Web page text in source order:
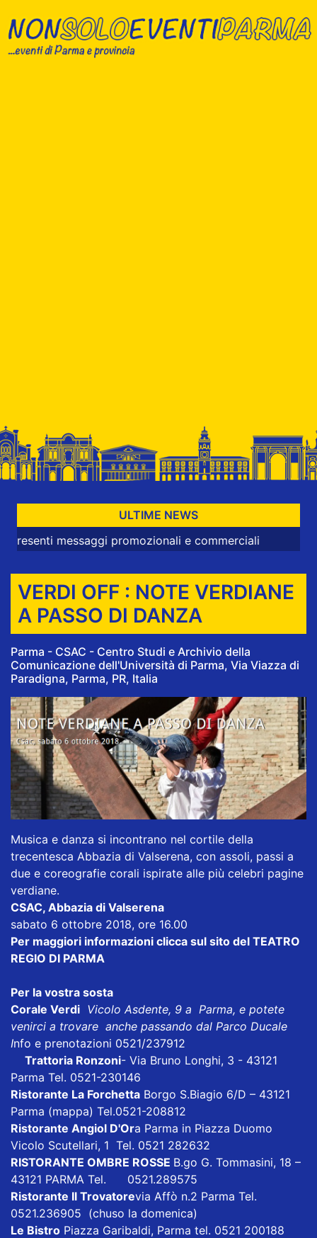
ULTIME NEWS
messaggi promozionali e commerciali
VERDI OFF : NOTE VERDIANE
A PASSO DI DANZA
Parma - CSAC - Centro Studi e Archivio della
Comunicazione dell'Università di Parma, Via Viazza di
Paradigna, Parma, PR, Italia
Musica e danza si incontrano nel cortile della
trecentesca Abbazia di Valserena, con assoli, passi a
due e coreografie corali ispirate alle più celebri pagine
verdiane.
CSAC, Abbazia di Valserena
sabato 6 ottobre 2018, ore 16.00
Per maggiori informazioni clicca sul sito del TEATRO
REGIO DI PARMA
Per la vostra sosta
Corale Verdi Vicolo Asdente, 9 a Parma, e potete
venirci a trovare anche passando dal Parco Ducale
Info e prenotazioni 0521/237912
Trattoria Ronzoni- Via Bruno Longhi, 3 - 43121
Parma Tel. 0521-230146
Ristorante La Forchetta Borgo S.Biagio 6/D – 43121
Parma (mappa) Tel.0521-208812
Ristorante Angiol D'Ora Parma in Piazza Duomo
Vicolo Scutellari, 1 Tel. 0521 282632
RISTORANTE OMBRE ROSSE B.go G. Tommasini, 18 –
43121 PARMA Tel. 0521.289575
Ristorante Il Trovatorevia Affò n.2 Parma Tel.
0521.236905 (chuso la domenica)
Le Bistro Piazza Garibaldi, Parma tel. 0521 200188